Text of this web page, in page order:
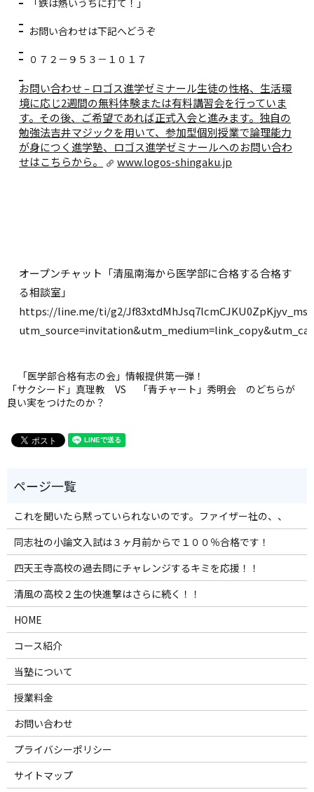
「鉄は熱いうちに打て！」
お問い合わせは下記へどうぞ
０７２－９５３－１０１７
お問い合わせ – ロゴス進学ゼミナール生徒の性格、生活環
境に応じ2週間の無料体験または有料講習会を行っていま
す。その後、ご希望であれば正式入会と進みます。独自の
勉強法吉井マジックを用いて、参加型個別授業で論理能力
が身につく進学塾、ロゴス進学ゼミナールへのお問い合わ
せはこちらから。
www.logos-shingaku.jp
オープンチャット「清風南海から医学部に合格する合格す
る相談室」
https://line.me/ti/g2/
「医学部合格有志の会」情報提供第一弾！
「サクシード」真理教 VS 「青チャート」秀明会 のどちらが
良い実をつけたのか？
これを聞いたら黙っていられないのです。ファイザー社の、、
同志社の小論文入試は３ヶ月前からで１００％合格です！
四天王寺高校の過去問にチャレンジするキミを応援！！
清風の高校２生の快進撃はさらに続く！！
HOME
コース紹介
当塾について
授業料金
お問い合わせ
プライバシーポリシー
サイトマップ